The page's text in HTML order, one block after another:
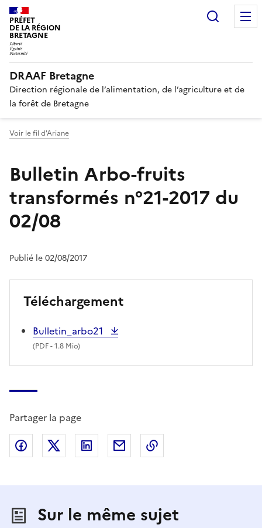
PRÉFET
DE LA RÉGION
BRETAGNE
DRAAF Bretagne
Direction régionale de l’alimentation, de l’agriculture et de
la forêt de Bretagne
Voir le fil d'Ariane
Bulletin Arbo-fruits
transformés n°21-2017 du
02/08
Publié le 02/08/2017
Téléchargement
Bulletin_arbo21
(PDF- 1.8 Mio)
Partager la page
Partager sur Facebook
Partager sur X (anciennement Twitter)
Partager sur LinkedIn
Partager par email
Sur le même sujet